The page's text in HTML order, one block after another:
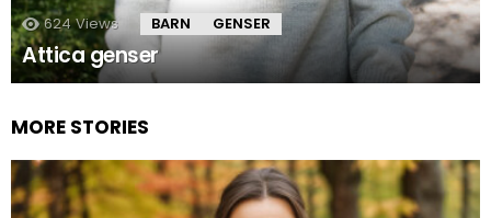
624 Views BARN GENSER
Attica genser
MORE STORIES